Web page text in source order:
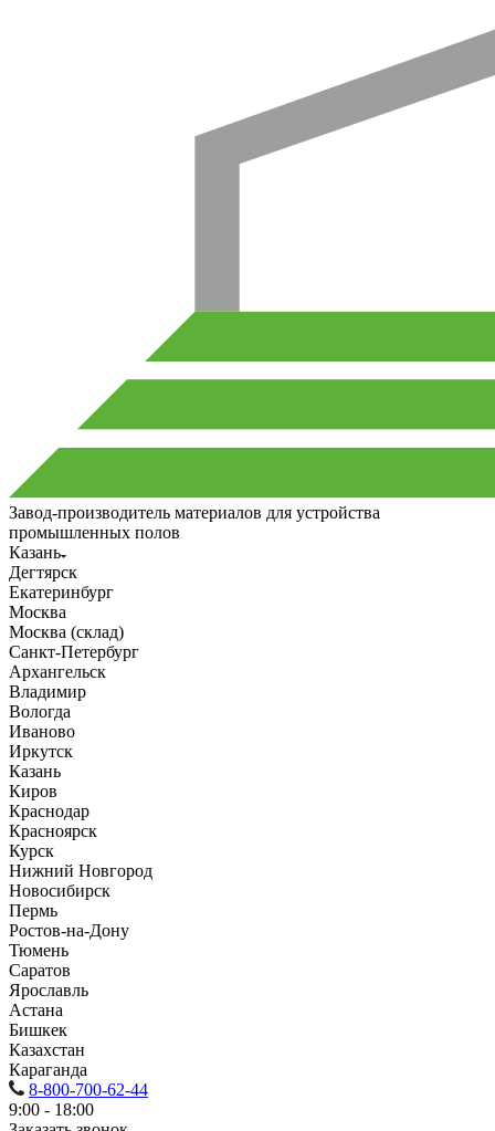
Завод-производитель материалов для устройства
промышленных полов
Казань
Дегтярск
Екатеринбург
Москва
Москва (склад)
Санкт-Петербург
Архангельск
Владимир
Вологда
Иваново
Иркутск
Казань
Киров
Краснодар
Красноярск
Курск
Нижний Новгород
Новосибирск
Пермь
Ростов-на-Дону
Тюмень
Саратов
Ярославль
Астана
Бишкек
Казахстан
Караганда
8-800-700-62-44
9:00 - 18:00